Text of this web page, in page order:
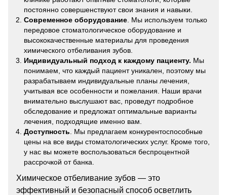
постоянно совершенствуют свои знания и навыки.
Современное оборудование . Мы используем только
передовое стоматологическое оборудование и
высококачественные материалы для проведения
химического отбеливания зубов.
Индивидуальный подход к каждому пациенту. Мы
понимаем, что каждый пациент уникален, поэтому мы
разрабатываем индивидуальные планы лечения,
учитывая все особенности и пожелания. Наши врачи
внимательно выслушают вас, проведут подробное
обследование и предложат оптимальные варианты
лечения, подходящие именно вам.
Доступность . Мы предлагаем конкурентоспособные
цены на все виды стоматологических услуг. Кроме того,
у нас вы можете воспользоваться беспроцентной
рассрочкой от банка.
Химическое отбеливание зубов — это
эффективный и безопасный способ осветлить